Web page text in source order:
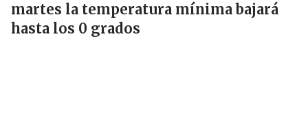
martes la temperatura mínima bajará
hasta los 0 grados